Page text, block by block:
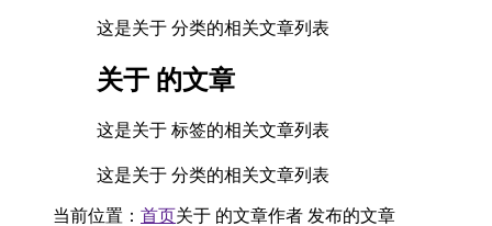
这是关于 分类的相关文章列表
关于 的文章
这是关于 标签的相关文章列表
这是关于 分类的相关文章列表
当前位置： 首页关于 的文章作者 发布的文章